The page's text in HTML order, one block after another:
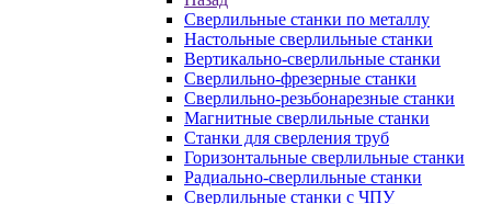
Сверлильные станки по металлу
Настольные сверлильные станки
Вертикально-сверлильные станки
Сверлильно-фрезерные станки
Сверлильно-резьбонарезные станки
Магнитные сверлильные станки
Станки для сверления труб
Горизонтальные сверлильные станки
Радиально-сверлильные станки
Сверлильные станки с ЧПУ